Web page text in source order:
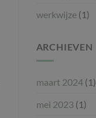
werkwijze(1)
ARCHIEVEN
maart 2024(1)
mei 2023(1)